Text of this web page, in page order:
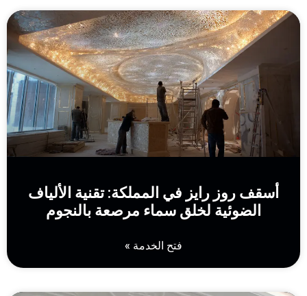
أسقف روز رايز في المملكة: تقنية الألياف
الضوئية لخلق سماء مرصعة بالنجوم
فتح الخدمة »